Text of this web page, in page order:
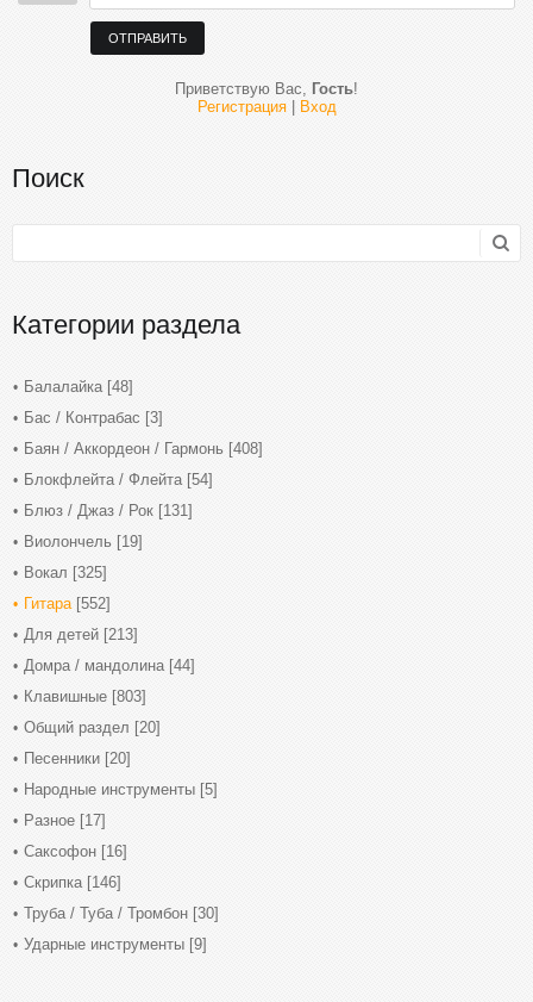
ОТПРАВИТЬ
Приветствую Вас, Гость!
Регистрация| Вход
Поиск
Категории раздела
Балалайка [48]
Бас / Контрабас [3]
Баян / Аккордеон / Гармонь [408]
Блокфлейта / Флейта [54]
Блюз / Джаз / Рок [131]
Виолончель [19]
Вокал [325]
Гитара [552]
Для детей [213]
Домра / мандолина [44]
Клавишные [803]
Общий раздел [20]
Песенники [20]
Народные инструменты [5]
Разное [17]
Саксофон [16]
Скрипка [146]
Труба / Туба / Тромбон [30]
Ударные инструменты [9]